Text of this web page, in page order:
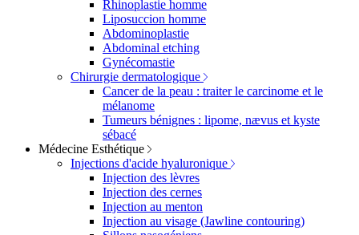
Rhinoplastie homme
Liposuccion homme
Abdominoplastie
Abdominal etching
Gynécomastie
Chirurgie dermatologique
Cancer de la peau : traiter le carcinome et le
mélanome
Tumeurs bénignes : lipome, nævus et kyste
sébacé
Médecine Esthétique
Injections d'acide hyaluronique
Injection des lèvres
Injection des cernes
Injection au menton
Injection au visage (Jawline contouring)